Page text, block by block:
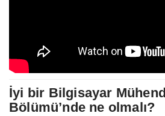
İyi bir Bilgisayar
Bölümü’nde ne olmalı?